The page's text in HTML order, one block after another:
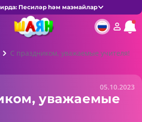
Песиләр һәм маэмайлар
С праздником, уважаемые учителя!
05.10.2023
уважаемые